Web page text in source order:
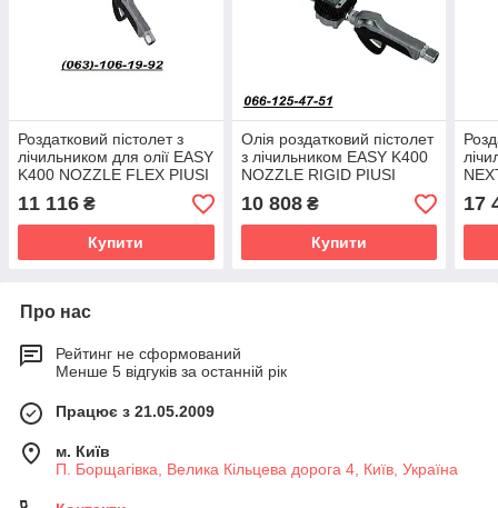
Роздатковий пістолет з
лічильником для олії EASY
K400 NOZZLE FLEX PIUSI
(F00984010)
11 116 ₴
Купити
Олія роздатковий пістолет
з лічильником EASY K400
NOZZLE RIGID PIUSI
(F00984000)
10 808₴
Купити
17
Про нас
Рейтинг не сформований
Менше 5 відгуків за останній рік
Працює з 21.05.2009
м. Київ
П. Борщагівка, Велика Кільцева дорога 4, Київ, Україна